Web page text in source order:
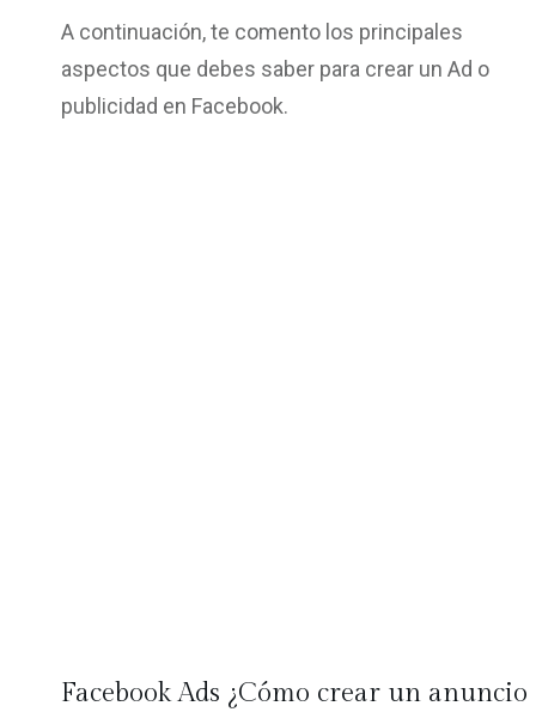
A continuación, te comento los principales
aspectos que debes saber para crear un Ad o
publicidad en Facebook.
Facebook Ads ¿Cómo crear un anuncio